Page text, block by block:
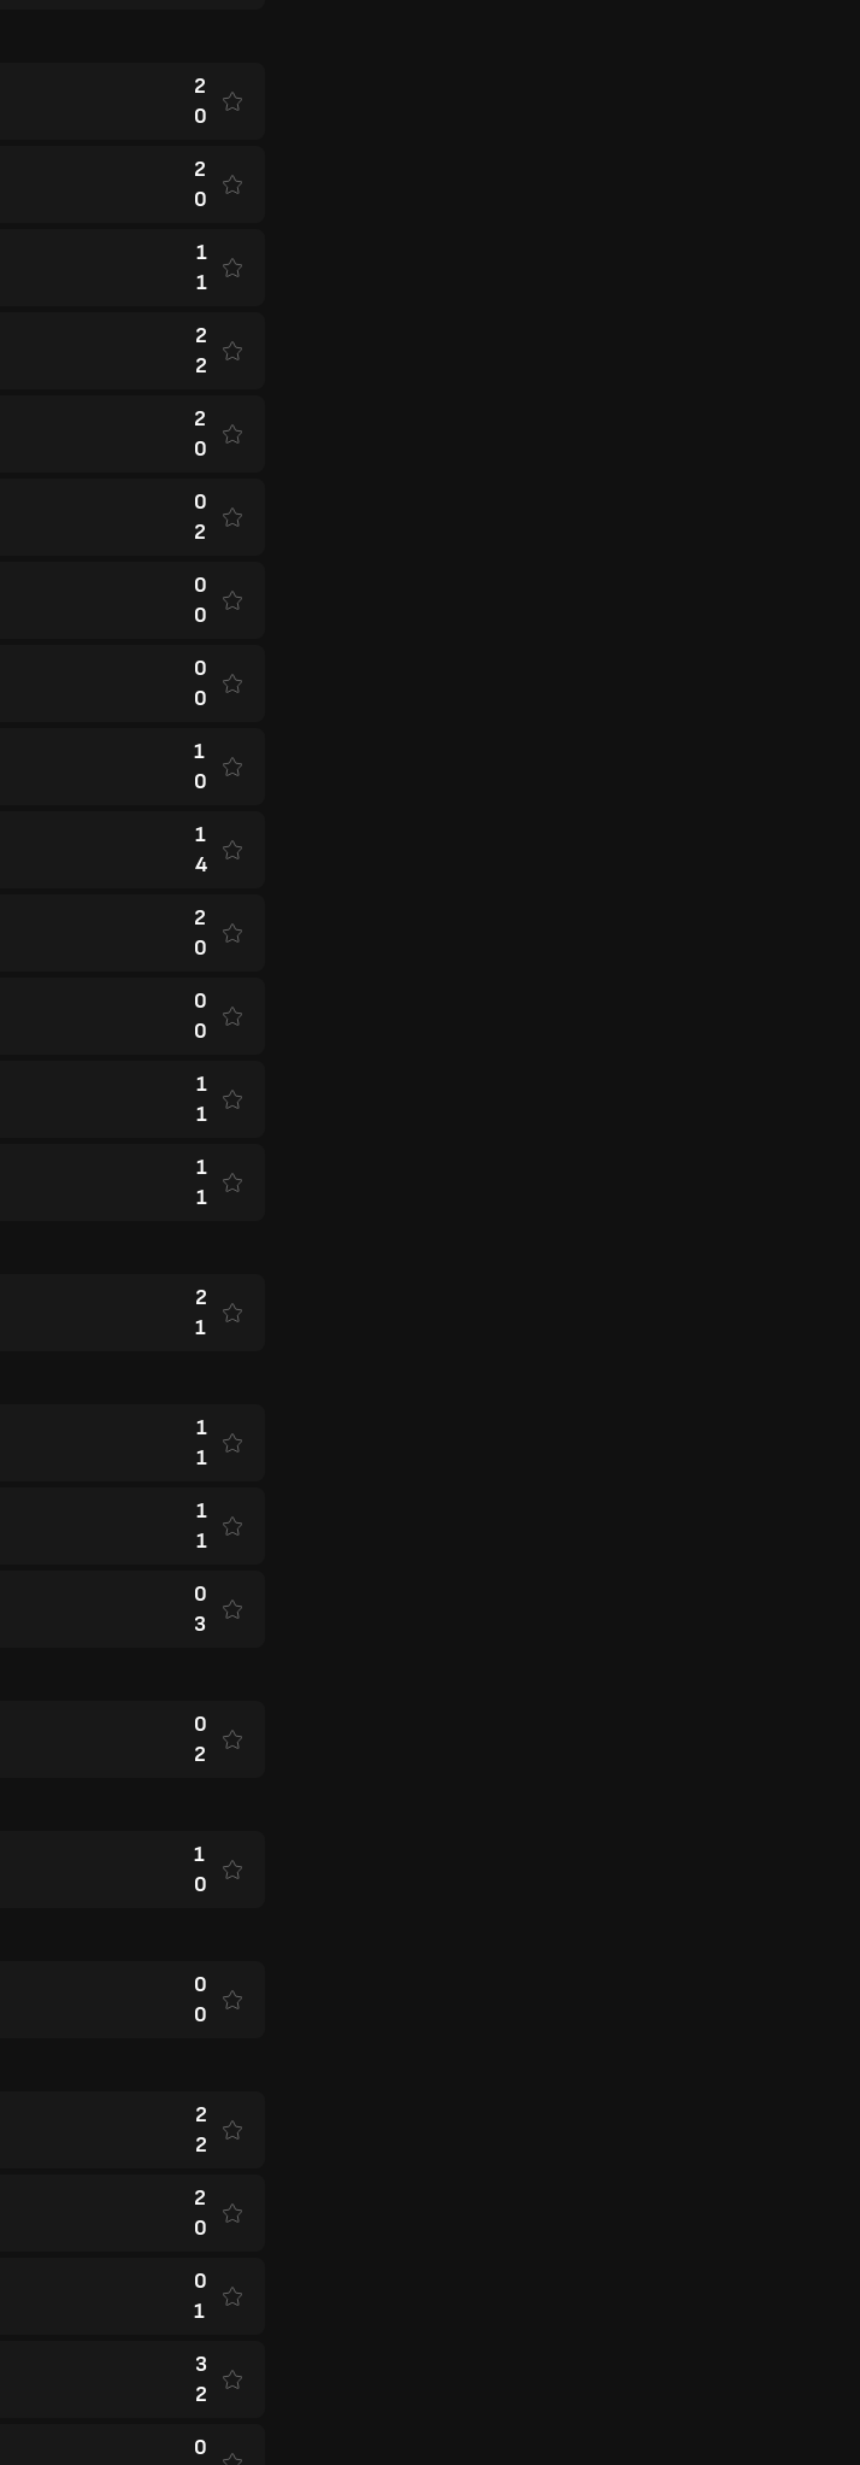
2
0
2
0
1
1
2
2
2
0
0
2
0
0
0
0
1
0
1
4
2
0
0
0
1
1
1
1
2
1
1
1
1
1
0
3
0
2
1
0
0
0
2
2
2
0
0
1
3
2
0